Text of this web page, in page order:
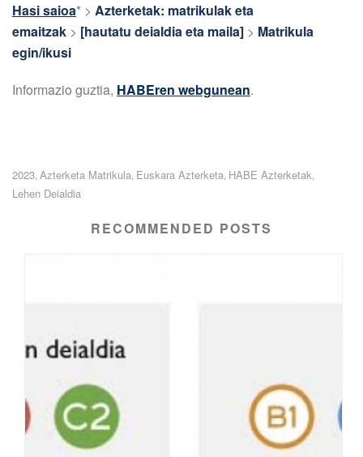
Hasi saioa* > Azterketak: matrikulak eta
emaitzak > [hautatu deialdia eta maila] > Matrikula
egin/ikusi
Informazio guztia, HABEren webgunean.
2023,Azterketa Matrikula, Euskara Azterketa, HABE Azterketak,
Lehen Deialdia
RECOMMENDED POSTS